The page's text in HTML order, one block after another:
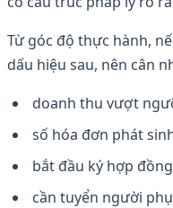
Từ góc độ thực hành,
dấu hiệu sau, nên cân
doanh thu vượt
số hóa đơn phát
bắt đầu ký hợp
cần tuyển người